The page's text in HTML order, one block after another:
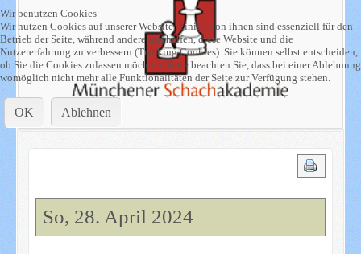
So, 28. April 2024
Wir benutzen Cookies
Wir nutzen Cookies auf unserer Website. Einige von ihnen sind essenziell für den
Betrieb der Seite, während andere uns helfen, diese Website und die
Nutzererfahrung zu verbessern (Tracking Cookies). Sie können selbst entscheiden,
ob Sie die Cookies zulassen möchten. Bitte beachten Sie, dass bei einer Ablehnung
womöglich nicht mehr alle Funktionalitäten der Seite zur Verfügung stehen.
OK Ablehnen